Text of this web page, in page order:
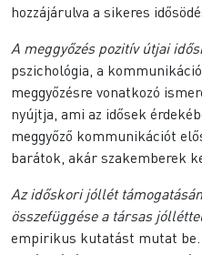
hozzájárulva a sikeres
A meggyőzés pozitív útjai
pszichológia, a
meggyőzésre vonatkozó
nyújtja, ami az idősek
meggyőző kommunikációt
barátok, akár szakemberek
Az időskori jóllét
összefüggése a társas
empirikus kutatást mutat